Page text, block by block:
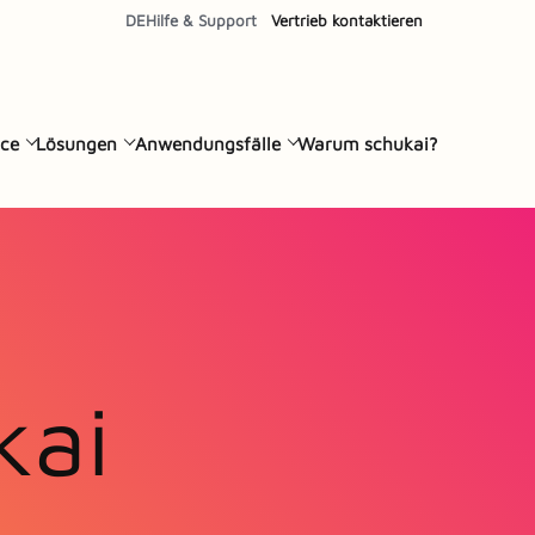
DEHilfe & Support Vertrieb kontaktieren
Lösungen Anwendungsfälle Warum schukai?